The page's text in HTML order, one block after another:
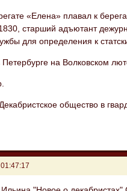
«Елена» плавал к
старший адъютант
для определения к
на Волковском
общество в